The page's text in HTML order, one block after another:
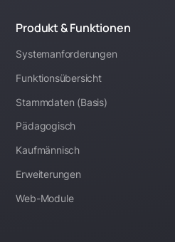
Produkt & Funktionen
Systemanforderungen
Funktionsübersicht
Stammdaten (Basis)
Pädagogisch
Kaufmännisch
Erweiterungen
Web-Module